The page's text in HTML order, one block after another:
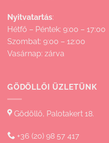
Nyitvatartás:
Hétfő – Péntek: 9:00 – 17:00
Szombat: 9:00 – 12:00
Vasárnap: zárva
GÖDÖLLŐI ÜZLETÜNK
Gödöllő, Palotakert 18.
+36 (20) 98 57 417